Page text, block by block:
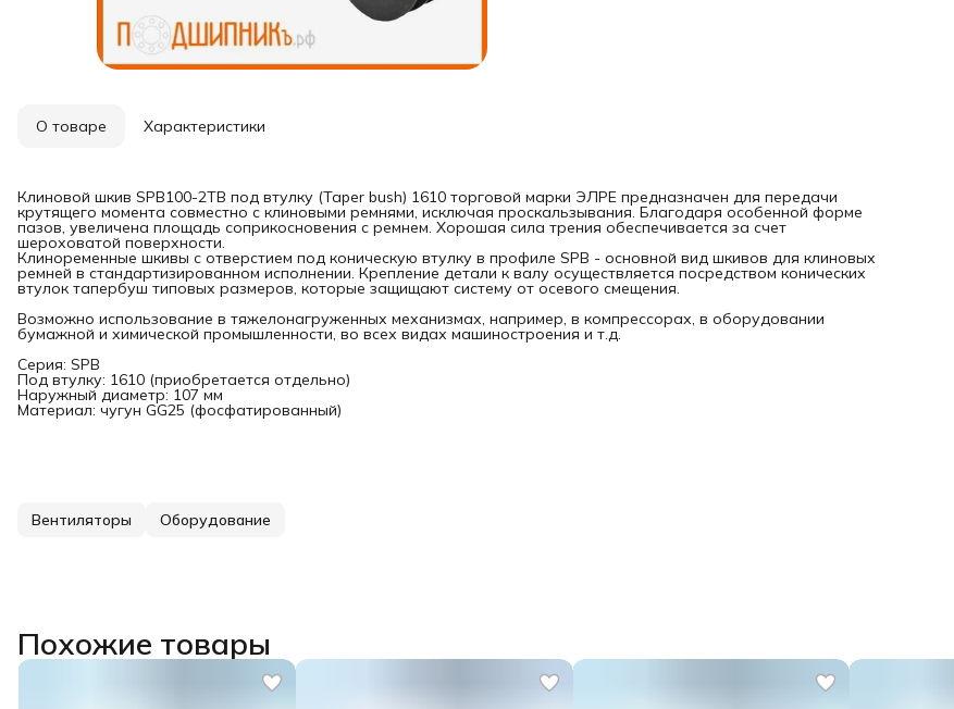
О товаре Характеристики
Клиновой шкив SPB100-2TB под втулку (Taper bush) 1610 торговой марки ЭЛРЕ предназначен для передачи
крутящего момента совместно с клиновыми ремнями, исключая проскальзывания. Благодаря особенной форме
пазов, увеличена площадь соприкосновения с ремнем. Хорошая сила трения обеспечивается за счет
шероховатой поверхности.
Клиноременные шкивы с отверстием под коническую втулку в профиле SPB - основной вид шкивов для клиновых
ремней в стандартизированном исполнении. Крепление детали к валу осуществляется посредством конических
втулок тапербуш типовых размеров, которые защищают систему от осевого смещения.
Возможно использование в тяжелонагруженных механизмах, например, в компрессорах, в оборудовании
бумажной и химической промышленности, во всех видах машиностроения и т.д.
Серия: SPB
Под втулку: 1610 (приобретается отдельно)
Наружный диаметр: 107 мм
Материал: чугун GG25 (фосфатированный)
Вентиляторы Оборудование
Похожие товары